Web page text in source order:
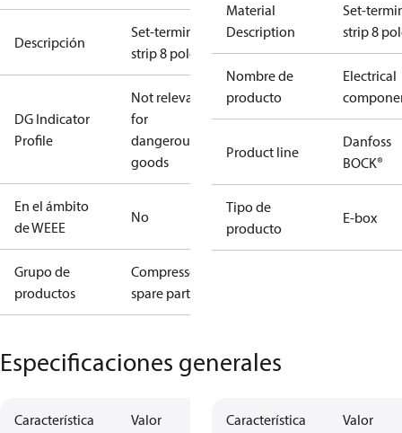
Descripción
Set-terminal
strip 8 pole
DG Indicator
Profile
Not relevant
for
dangerous
goods
En el ámbito
de WEEE
No
Grupo de
productos
Compressors
spare parts
Material
Description
Set-
strip 8
Nombre de
producto
Electrical
Product line
Danfoss
BOCK®
Tipo de
producto
E-box
Especificaciones generales
Característica Valor Característica Valor